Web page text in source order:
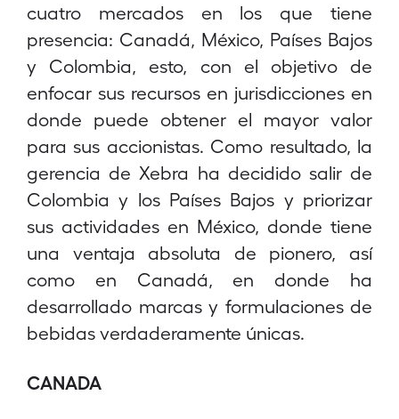
cuatro mercados en los que tiene
presencia: Canadá, México, Países Bajos
y Colombia, esto, con el objetivo de
enfocar sus recursos en jurisdicciones en
donde puede obtener el mayor valor
para sus accionistas. Como resultado, la
gerencia de Xebra ha decidido salir de
Colombia y los Países Bajos y priorizar
sus actividades en México, donde tiene
una ventaja absoluta de pionero, así
como en Canadá, en donde ha
desarrollado marcas y formulaciones de
bebidas verdaderamente únicas.
CANADA